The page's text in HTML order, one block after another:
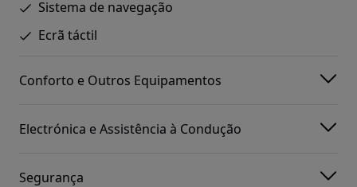
Sistema de navegação
Ecrã táctil
Conforto e Outros Equipamentos
Electrónica e Assistência à Condução
Segurança